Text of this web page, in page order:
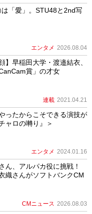
「愛」。STU48と2nd写
エンタメ 2026.08.04
】早稲田大学・渡邉結衣、
賞」の才女
連載 2021.04.21
ったからこそできる演技が
ャロの囀り』＞
エンタメ 2024.01.16
ん、アルパカ役に挑戦！
織さんがソフトバンクCM
CMニュース 2026.08.03